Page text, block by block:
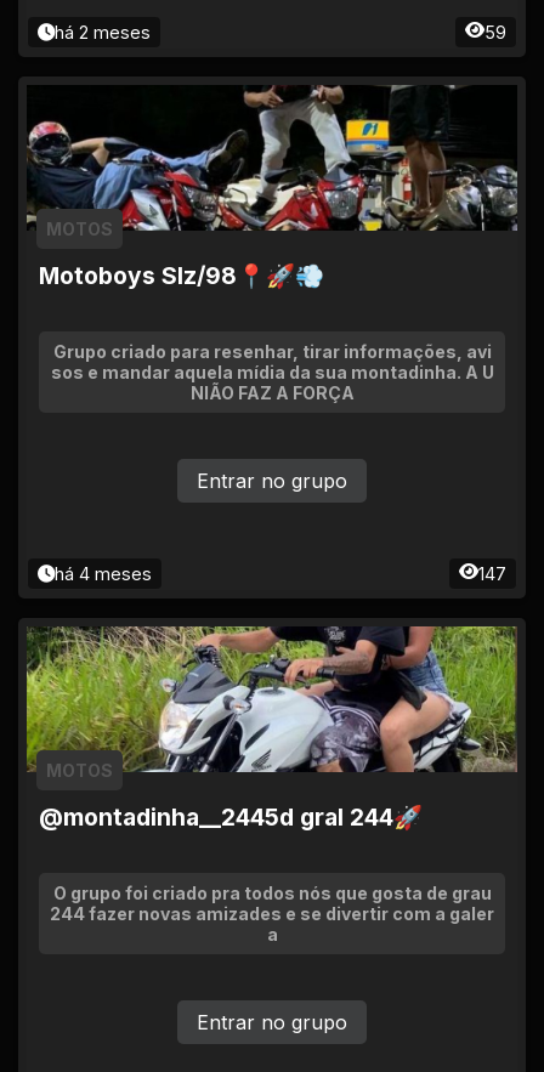
há 2 meses 59
Motoboys Slz/98📍🚀💨
MOTOS
Grupo criado para resenhar, tirar informações, avi
sos e mandar aquela mídia da sua montadinha. A U
NIÃO FAZ A FORÇA
há 4 meses 147
Entrar no grupo
@montadinha__2445d gral 244🚀
MOTOS
O grupo foi criado pra todos nós que gosta de grau
244 fazer novas amizades e se divertir com a galer
a
Entrar no grupo